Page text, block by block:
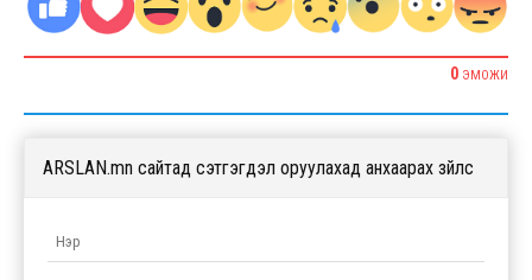
0 ЭМОЖИ
ARSLAN.mn сайтад сэтгэгдэл оруулахад анхаарах зүйлс